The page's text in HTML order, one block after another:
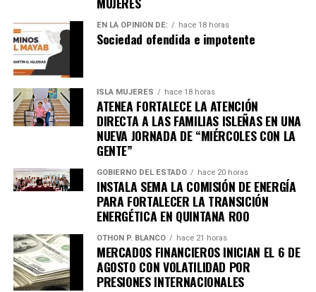
EN LA OPINIÓN DE: hace 18 horas
Sociedad ofendida e impotente
ISLA MUJERES hace 18 horas
ATENEA FORTALECE LA ATENCIÓN
DIRECTA A LAS FAMILIAS ISLEÑAS EN UNA
NUEVA JORNADA DE “MIÉRCOLES CON LA
GENTE”
GOBIERNO DEL ESTADO hace 20 horas
INSTALA SEMA LA COMISIÓN DE ENERGÍA
PARA FORTALECER LA TRANSICIÓN
ENERGÉTICA EN QUINTANA ROO
OTHON P. BLANCO hace 21 horas
MERCADOS FINANCIEROS INICIAN EL 6 DE
AGOSTO CON VOLATILIDAD POR
PRESIONES INTERNACIONALES